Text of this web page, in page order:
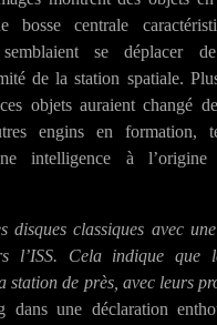
bosse centrale
se déplacer
de la station spatiale.
objets auraient changé
engins en formation,
intelligence à
disques classiques avec
l’ISS. Cela indique que
station de près, avec leurs
une déclaration